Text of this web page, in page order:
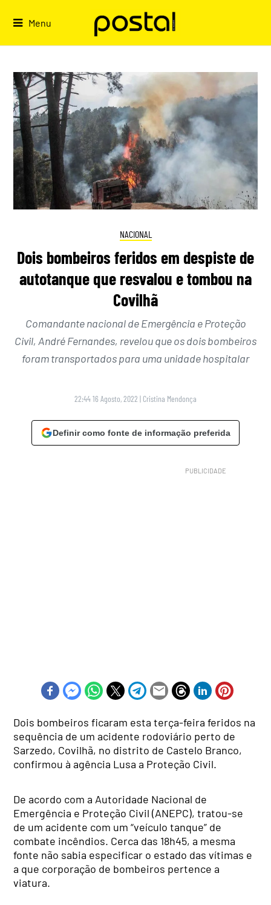
Menu
NACIONAL
Dois bombeiros feridos em despiste de
autotanque que resvalou e tombou na
Covilhã
Comandante nacional de Emergência e Proteção
Civil, André Fernandes, revelou que os dois bombeiros
foram transportados para uma unidade hospitalar
22:44 16 Agosto, 2022 | Cristina Mendonça
Definir como fonte de informação preferida
Dois bombeiros ficaram esta terça-feira feridos na
sequência de um acidente rodoviário perto de
Sarzedo, Covilhã, no distrito de Castelo Branco,
confirmou à agência Lusa a Proteção Civil.
De acordo com a Autoridade Nacional de
Emergência e Proteção Civil (ANEPC), tratou-se
de um acidente com um “veículo tanque” de
combate incêndios. Cerca das 18h45, a mesma
fonte não sabia especificar o estado das vítimas e
a que corporação de bombeiros pertence a
viatura.